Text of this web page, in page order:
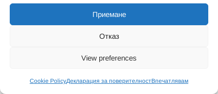
Приемане
Отказ
View preferences
Cookie PolicyДекларация за поверителностВпечатлявам
Proudly powered by WordPress |Theme: FreeNews
Общи условия